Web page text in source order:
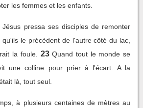
les femmes et les enfants.
Jésus pressa ses disciples de remonter
le précèdent de l'autre côté du lac,
la foule.
23 Quand tout le monde se
une colline pour prier à l'écart. A la
là, tout seul.
à plusieurs centaines de mètres au